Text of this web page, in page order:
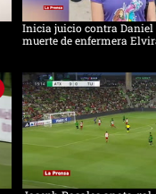
Inicia juicio contra Daniel
muerte de enfermera